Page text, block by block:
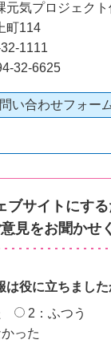
元気プロジェクト
町114
1111
32-6625
ブサイトにす
見をお聞かせ
は役に立ちました
2：ふつう
った